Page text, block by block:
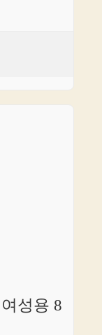
성용 8